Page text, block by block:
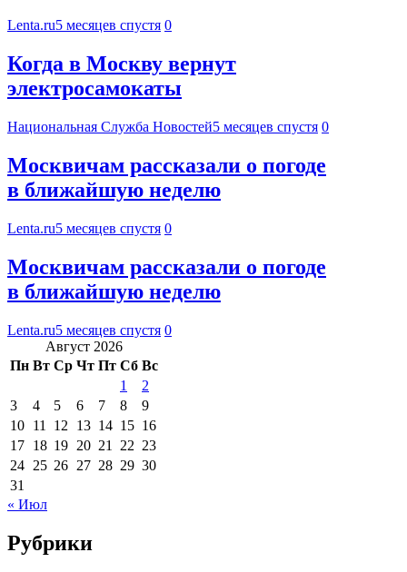
Lenta.ru5 месяцев спустя 0
Когда в Москву вернут
электросамокаты
Национальная Служба Новостей5 месяцев спустя 0
Москвичам рассказали о погоде
в ближайшую неделю
Lenta.ru5 месяцев спустя 0
Москвичам рассказали о погоде
в ближайшую неделю
Lenta.ru5 месяцев спустя 0
Август 2026
Пн Вт Ср Чт Пт Сб Вс
1
2
3
4 5 6 7 8
9
10 11 12 13 14 15 16
17 18 19 20 21 22 23
24 25 26 27 28 29 30
31
« Июл
Рубрики